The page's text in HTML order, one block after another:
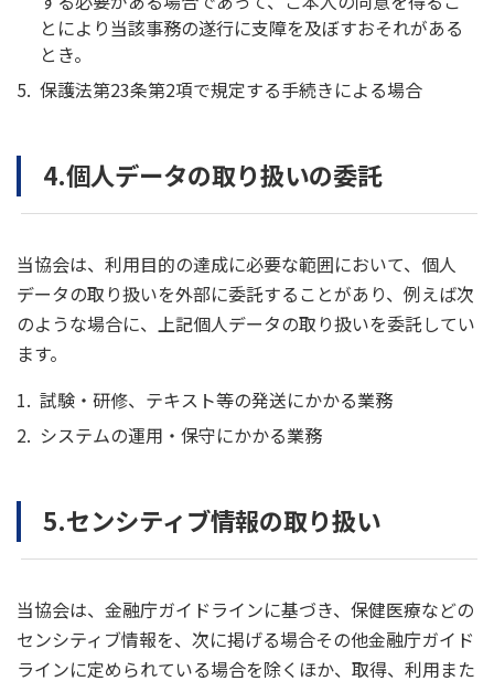
とにより当該事務の遂行に支障を及ぼすおそれがある
とき。
保護法第23条第2項で規定する手続きによる場合
4.個人データの取り扱いの委託
当協会は、利用目的の達成に必要な範囲において、個人
データの取り扱いを外部に委託することがあり、例えば次
のような場合に、上記個人データの取り扱いを委託してい
ます。
試験・研修、テキスト等の発送にかかる業務
システムの運用・保守にかかる業務
5.センシティブ情報の取り扱い
当協会は、金融庁ガイドラインに基づき、保健医療などの
センシティブ情報を、次に掲げる場合その他金融庁ガイド
ラインに定められている場合を除くほか、取得、利用また